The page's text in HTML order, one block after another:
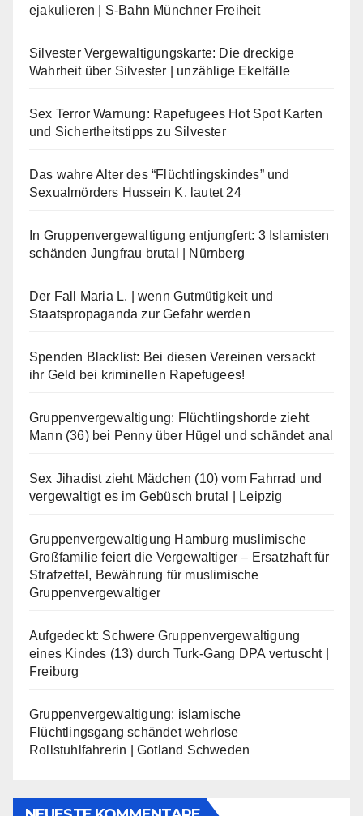
ejakulieren | S-Bahn Münchner Freiheit
Silvester Vergewaltigungskarte: Die dreckige
Wahrheit über Silvester | unzählige Ekelfälle
Sex Terror Warnung: Rapefugees Hot Spot Karten
und Sichertheitstipps zu Silvester
Das wahre Alter des “Flüchtlingskindes” und
Sexualmörders Hussein K. lautet 24
In Gruppenvergewaltigung entjungfert: 3 Islamisten
schänden Jungfrau brutal | Nürnberg
Der Fall Maria L. | wenn Gutmütigkeit und
Staatspropaganda zur Gefahr werden
Spenden Blacklist: Bei diesen Vereinen versackt
ihr Geld bei kriminellen Rapefugees!
Gruppenvergewaltigung: Flüchtlingshorde zieht
Mann (36) bei Penny über Hügel und schändet anal
Sex Jihadist zieht Mädchen (10) vom Fahrrad und
vergewaltigt es im Gebüsch brutal | Leipzig
Gruppenvergewaltigung Hamburg muslimische
Großfamilie feiert die Vergewaltiger – Ersatzhaft für
Strafzettel, Bewährung für muslimische
Gruppenvergewaltiger
Aufgedeckt: Schwere Gruppenvergewaltigung
eines Kindes (13) durch Turk-Gang DPA vertuscht |
Freiburg
Gruppenvergewaltigung: islamische
Flüchtlingsgang schändet wehrlose
Rollstuhlfahrerin | Gotland Schweden